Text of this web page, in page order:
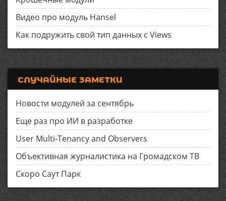
Видео про модуль Hansel
Как подружить свой тип данных с Views
СЛУЧАЙНЫЕ ЗАМЕТКИ
Новости модулей за сентябрь
Еще раз про ИИ в разработке
User Multi-Tenancy and Observers
Объективная журналистика на Громадском ТВ
Скоро Саут Парк